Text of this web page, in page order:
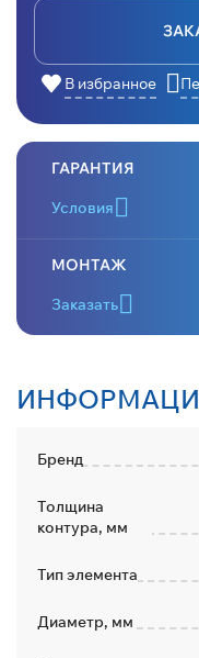
В избранное
ГАРАНТИЯ
Условия
МОНТАЖ
Заказать
Бренд
Толщина
контура, мм
Тип элемента
Диаметр, мм